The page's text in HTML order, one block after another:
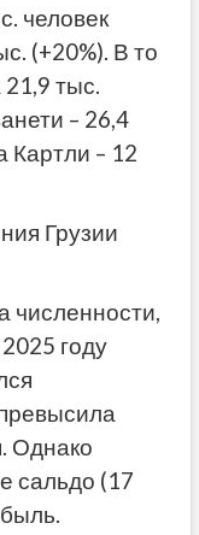
человек
(+20%). В то
тыс.
– 26,4
Картли – 12
Грузии
численности,
году
Однако
сальдо (17